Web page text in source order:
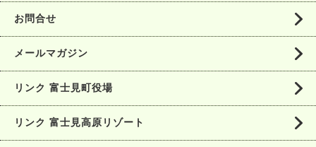
お問合せ
メールマガジン
リンク 富士見町役場
リンク 富士見高原リゾート